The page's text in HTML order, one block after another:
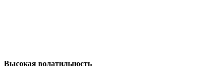
Высокая волатильность